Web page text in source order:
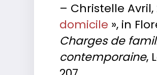
– Christelle Avril,
domicile », in
Charges de
contemporaine,